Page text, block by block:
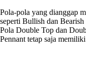
Pola-pola yang dianggap
seperti Bullish dan
Pola Double Top dan
Pennant tetap saja